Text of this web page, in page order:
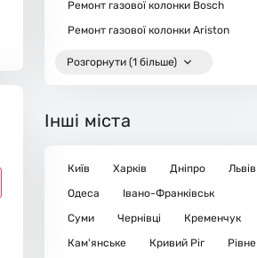
Ремонт газової колонки Bosch
Ремонт газової колонки Ariston
Розгорнути (1 більше)
Інші міста
Київ Харків Дніпро
Львів
Одеса
Івано-Франківськ
Суми
Чернівці
Кременчук
Кам'янське
Кривий Ріг
Рівне